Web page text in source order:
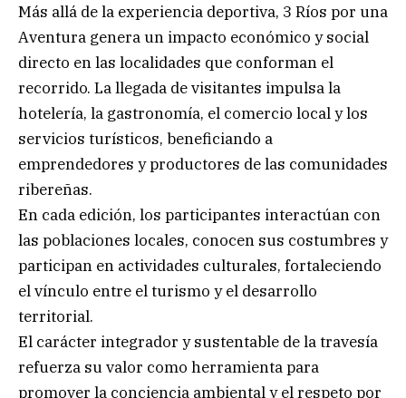
Más allá de la experiencia deportiva, 3 Ríos por una
Aventura genera un impacto económico y social
directo en las localidades que conforman el
recorrido. La llegada de visitantes impulsa la
hotelería, la gastronomía, el comercio local y los
servicios turísticos, beneficiando a
emprendedores y productores de las comunidades
ribereñas.
En cada edición, los participantes interactúan con
las poblaciones locales, conocen sus costumbres y
participan en actividades culturales, fortaleciendo
el vínculo entre el turismo y el desarrollo
territorial.
El carácter integrador y sustentable de la travesía
refuerza su valor como herramienta para
promover la conciencia ambiental y el respeto por